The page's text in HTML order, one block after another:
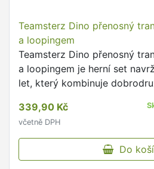
Teamsterz Dino přenosný transportér s
a loopingem
Teamsterz Dino přenosný
a loopingem je herní set
let, který kombinuje
339,90 Kč
včetně DPH
Do